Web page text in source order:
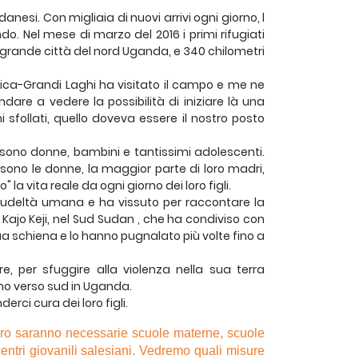
Con migliaia di nuovi arrivi ogni giorno, l
Nel mese di marzo del 2016 i primi rifugiati
città del nord Uganda, e 340 chilometri
Grandi Laghi ha visitato il campo e me ne
a vedere la possibilità di iniziare là una
sfollati, quello doveva essere il nostro posto
donne, bambini e tantissimi adolescenti.
le donne, la maggior parte di loro madri,
la vita reale da ogni giorno dei loro figli.
umana e ha vissuto per raccontare la
Keji, nel Sud Sudan , che ha condiviso con
schiena e lo hanno pugnalato più volte fino a
per sfuggire alla violenza nella sua terra
verso sud in Uganda.
cura dei loro figli.
saranno necessarie scuole materne, scuole
giovanili salesiani. Vedremo quali misure